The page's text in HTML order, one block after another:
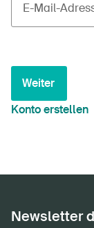
E-Mail-
Weiter
Konto erstellen
Newsletter